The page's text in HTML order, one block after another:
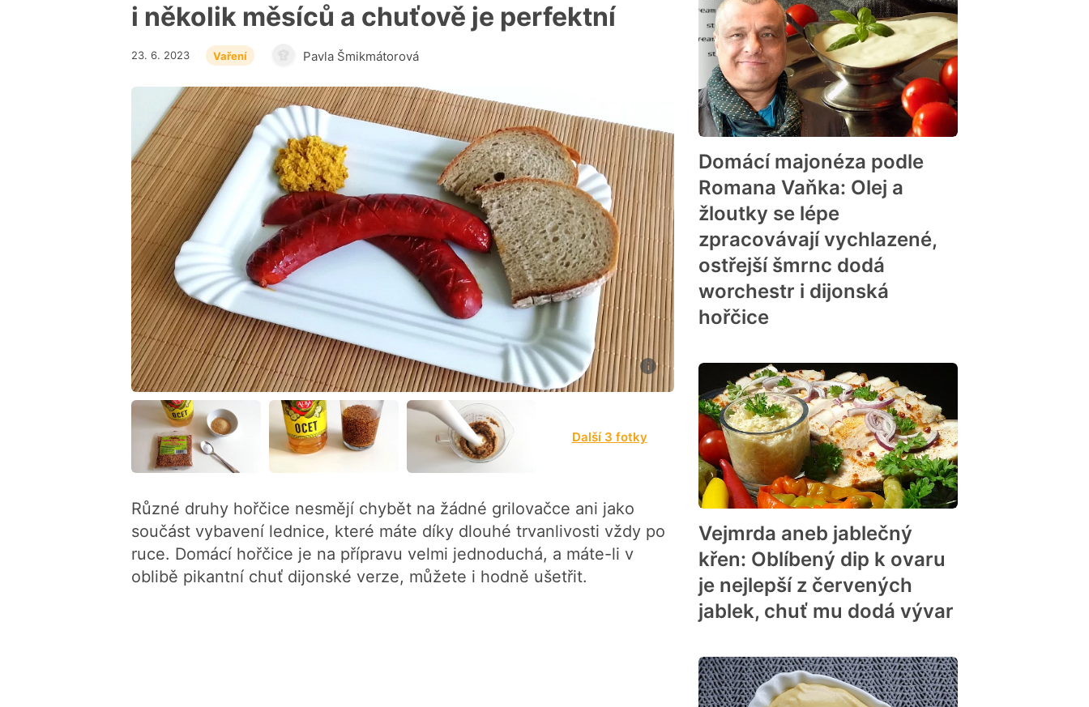
i několik měsíců a chuťově je perfektní
Pavla Šmikmátorová
23. 6. 2023 Vaření
Další 3 fotky
Různé druhy hořčice nesmějí chybět na žádné grilovačce ani jako
součást vybavení lednice, které máte díky dlouhé trvanlivosti vždy po
ruce. Domácí hořčice je na přípravu velmi jednoduchá, a máte-li v
oblibě pikantní chuť dijonské verze, můžete i hodně ušetřit.
Domácí majonéza podle
Romana Vaňka: Olej a
žloutky se lépe
zpracovávají vychlazené,
ostřejší šmrnc dodá
worchestr i dijonská
hořčice
Vejmrda aneb jablečný
křen: Oblíbený dip k ovaru
je nejlepší z červených
jablek, chuť mu dodá vývar